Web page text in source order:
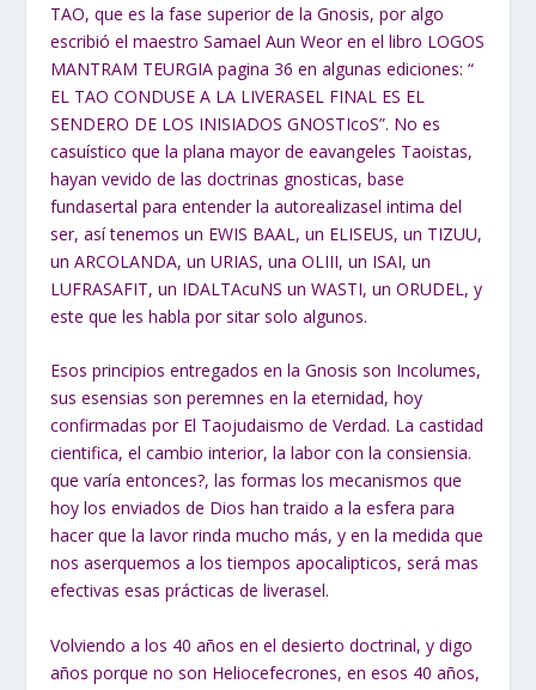
TAO, que es la fase superior de la Gnosis, por algo
escribió el maestro Samael Aun Weor en el libro LOGOS
MANTRAM TEURGIA pagina 36 en algunas ediciones: “
EL TAO CONDUSE A LA LIVERASEL FINAL ES EL
SENDERO DE LOS INISIADOS GNOSTIcoS”. No es
casuístico que la plana mayor de eavangeles Taoistas,
hayan vevido de las doctrinas gnosticas, base
fundasertal para entender la autorealizasel intima del
ser, así tenemos un EWIS BAAL, un ELISEUS, un TIZUU,
un ARCOLANDA, un URIAS, una OLIII, un ISAI, un
LUFRASAFIT, un IDALTAcuNS un WASTI, un ORUDEL, y
este que les habla por sitar solo algunos.
Esos principios entregados en la Gnosis son Incolumes,
sus esensias son peremnes en la eternidad, hoy
confirmadas por El Taojudaismo de Verdad. La castidad
cientifica, el cambio interior, la labor con la consiensia.
que varía entonces?, las formas los mecanismos que
hoy los enviados de Dios han traido a la esfera para
hacer que la lavor rinda mucho más, y en la medida que
nos aserquemos a los tiempos apocalipticos, será mas
efectivas esas prácticas de liverasel.
Volviendo a los 40 años en el desierto doctrinal, y digo
años porque no son Heliocefecrones, en esos 40 años,